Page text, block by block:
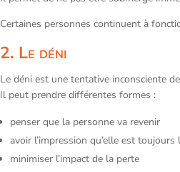
Certaines personnes continuent à
2. Le déni
Le déni est une tentative inconsciente
Il peut prendre différentes formes :
penser que la personne va revenir
avoir l’impression qu’elle est toujours
minimiser l’impact de la perte